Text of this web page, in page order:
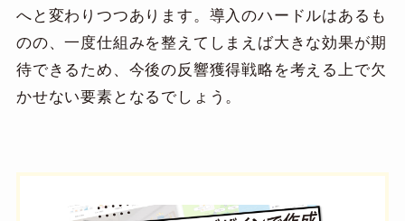
へと変わりつつあります。導入のハードルはあるも
のの、一度仕組みを整えてしまえば大きな効果が期
待できるため、今後の反響獲得戦略を考える上で欠
かせない要素となるでしょう。